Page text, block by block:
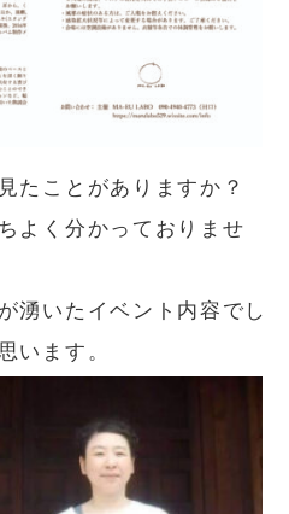
たことがありますか？
よく分かっておりませ
湧いたイベント内容でし
います。